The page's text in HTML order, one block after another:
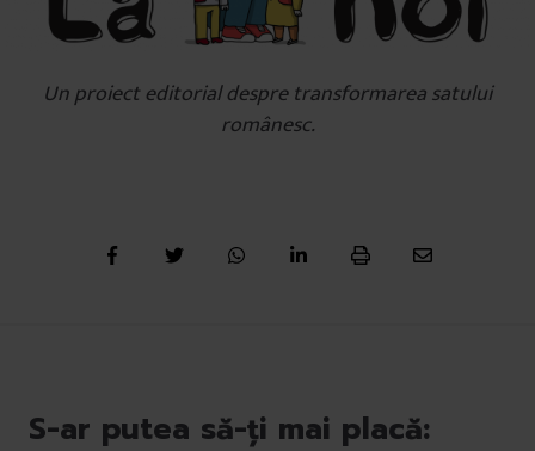
Un proiect editorial despre transformarea satului
românesc.
S-ar putea să-ți mai placă: